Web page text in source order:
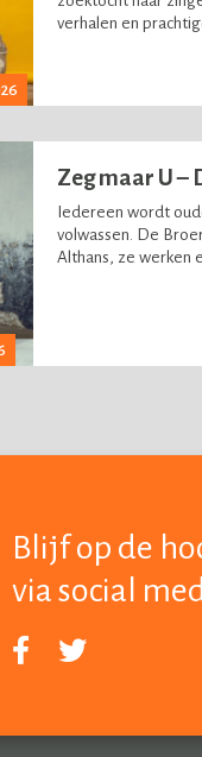
verhalen en
Zeg maar U –
Iedereen wordt
volwassen. De
Althans, ze werken
Blijf op de
via social